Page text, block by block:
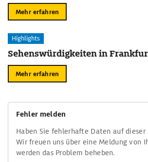
Mehr erfahren
Highlights
Sehenswürdigkeiten in
Mehr erfahren
Fehler melden
Haben Sie fehlerhafte Daten auf
Wir freuen uns über eine Meldung von
werden das Problem beheben.